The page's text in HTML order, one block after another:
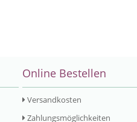
Online Bestellen
Versandkosten
Zahlungsmöglichkeiten